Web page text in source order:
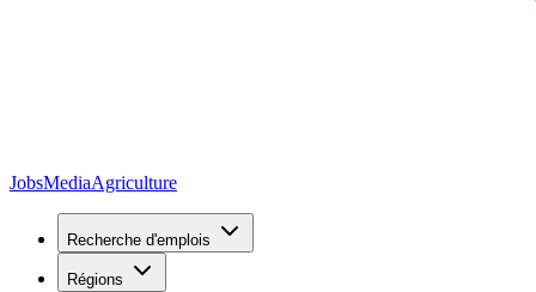
JobsMediaAgriculture
Recherche d'emplois
Régions